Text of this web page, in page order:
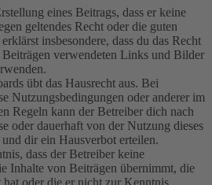
eines Beitrags, dass er keine
geltendes Recht oder die guten
insbesondere, dass du das Recht
verwendeten Links und Bilder
übt das Hausrecht aus. Bei
Nutzungsbedingungen oder anderer im
Regeln kann der Betreiber dich nach
oder dauerhaft von der Nutzung dieses
dir ein Hausverbot erteilen.
dass der Betreiber keine
Inhalte von Beiträgen übernimmt, die
hat oder die er nicht zur Kenntnis